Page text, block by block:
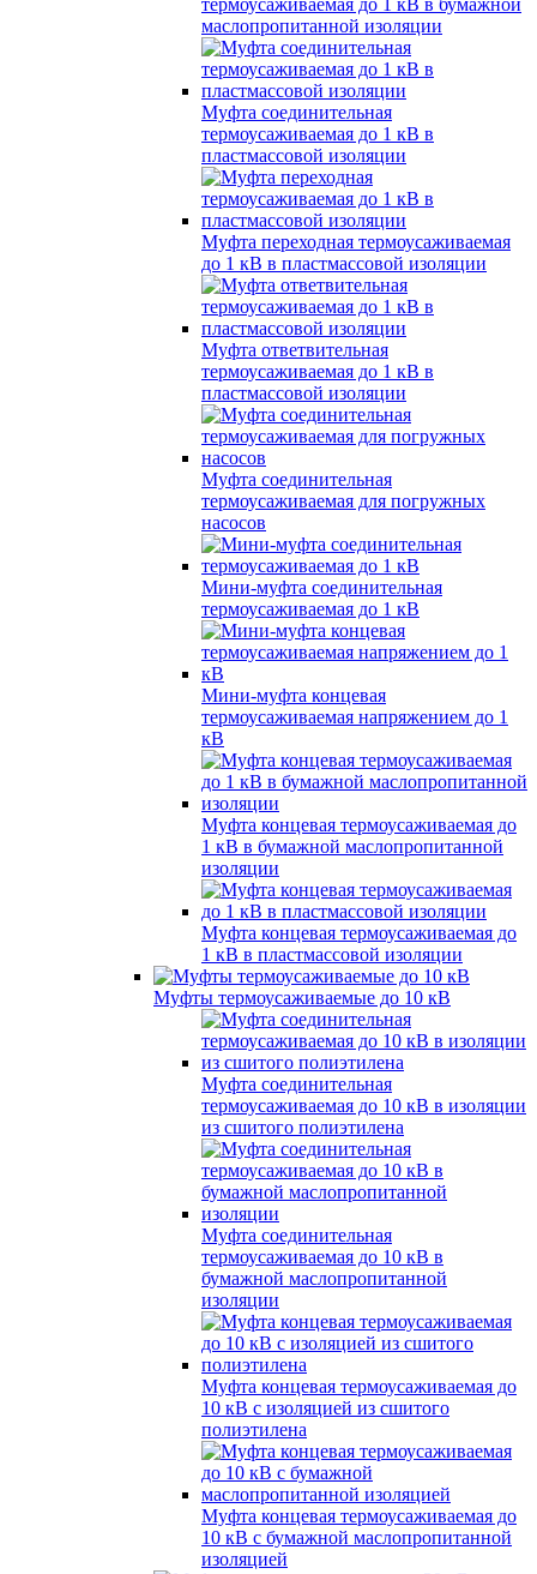
термоусаживаемая до 1 кВ в бумажной
маслопропитанной изоляции
Муфта соединительная
термоусаживаемая до 1 кВ в
пластмассовой изоляции
Муфта переходная термоусаживаемая
до 1 кВ в пластмассовой изоляции
Муфта ответвительная
термоусаживаемая до 1 кВ в
пластмассовой изоляции
Муфта соединительная
термоусаживаемая для погружных
насосов
Мини-муфта соединительная
термоусаживаемая до 1 кВ
Мини-муфта концевая
термоусаживаемая напряжением до 1
кВ
Муфта концевая термоусаживаемая до
1 кВ в бумажной маслопропитанной
изоляции
Муфта концевая термоусаживаемая до
1 кВ в пластмассовой изоляции
Муфты термоусаживаемые до 10 кВ
Муфта соединительная
термоусаживаемая до 10 кВ в изоляции
из сшитого полиэтилена
Муфта соединительная
термоусаживаемая до 10 кВ в
бумажной маслопропитанной
изоляции
Муфта концевая термоусаживаемая до
10 кВ с изоляцией из сшитого
полиэтилена
Муфта концевая термоусаживаемая до
10 кВ с бумажной маслопропитанной
изоляцией